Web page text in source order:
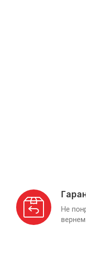
Не